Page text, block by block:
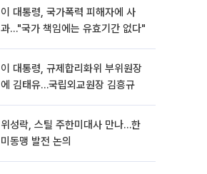
이 대통령, 국가폭력 피해자에 사
과…"국가 책임에는 유효기간 없다"
이 대통령, 규제합리화위 부위원장
에 김태유…국립외교원장 김흥규
위성락, 스틸 주한미대사 만나…한
미동맹 발전 논의